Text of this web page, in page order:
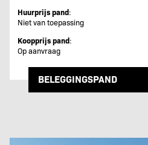
Huurprijs pand:
Niet van toepassing
Koopprijs pand:
Op aanvraag
BELEGGINGSPAND